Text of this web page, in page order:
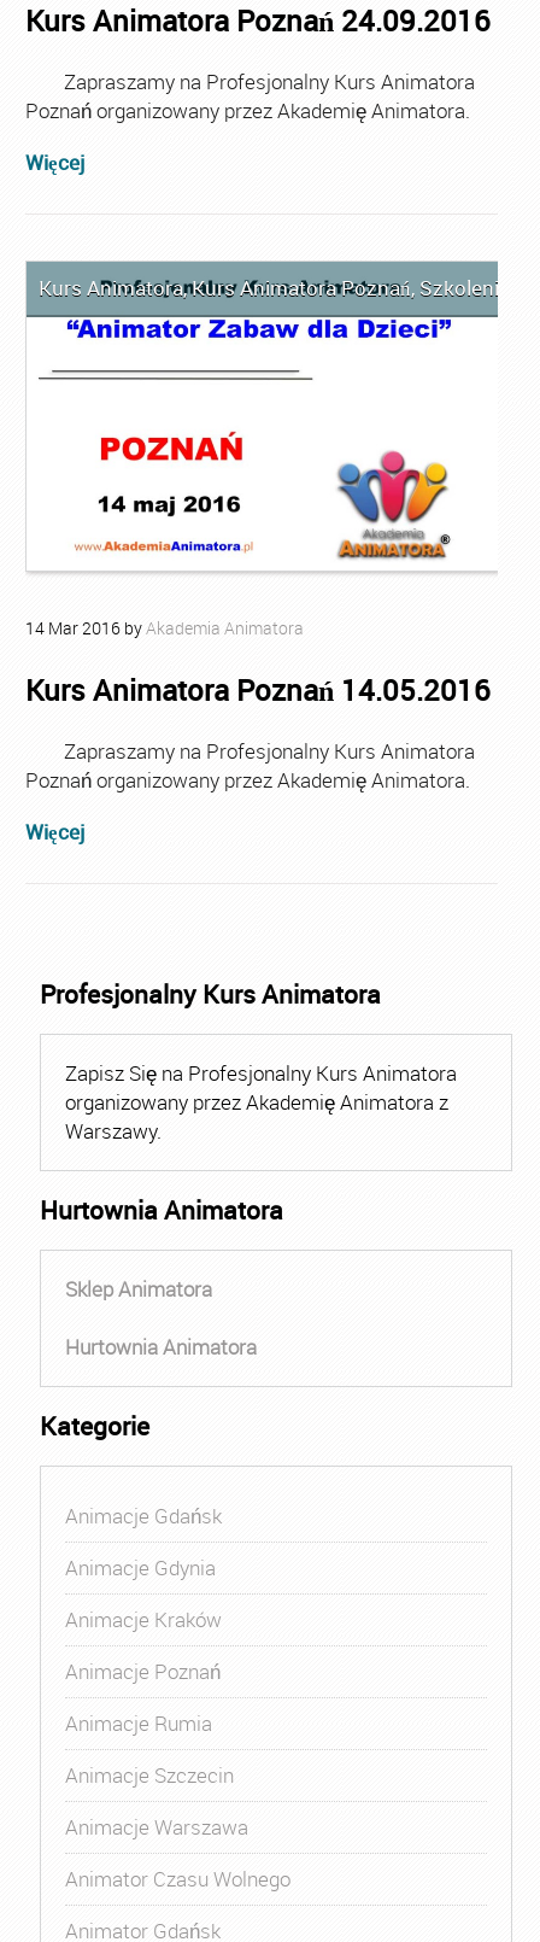
Kurs Animatora Poznań 24.09.2016
Zapraszamy na Profesjonalny Kurs Animatora
Poznań organizowany przez Akademię Animatora.
Więcej
Kurs Animatora,Kurs Animatora Poznań, Szkolenie
14 Mar2016 byAkademia Animatora
Kurs Animatora Poznań 14.05.2016
Zapraszamy na Profesjonalny Kurs Animatora
Poznań organizowany przez Akademię Animatora.
Więcej
Profesjonalny Kurs Animatora
Zapisz Się na Profesjonalny Kurs Animatora
organizowany przez Akademię Animatora z
Warszawy.
Hurtownia Animatora
Sklep Animatora
Hurtownia Animatora
Kategorie
Animacje Gdańsk
Animacje Gdynia
Animacje Kraków
Animacje Poznań
Animacje Rumia
Animacje Szczecin
Animacje Warszawa
Animator Czasu Wolnego
Animator Gdańsk